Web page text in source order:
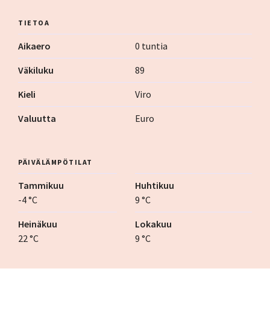
TIETOA
Aikaero
0 tuntia
Väkiluku
89
Kieli
Viro
Valuutta
Euro
PÄIVÄLÄMPÖTILAT
Tammikuu
-4 °C
Huhtikuu
9 °C
Heinäkuu
22 °C
Lokakuu
9 °C